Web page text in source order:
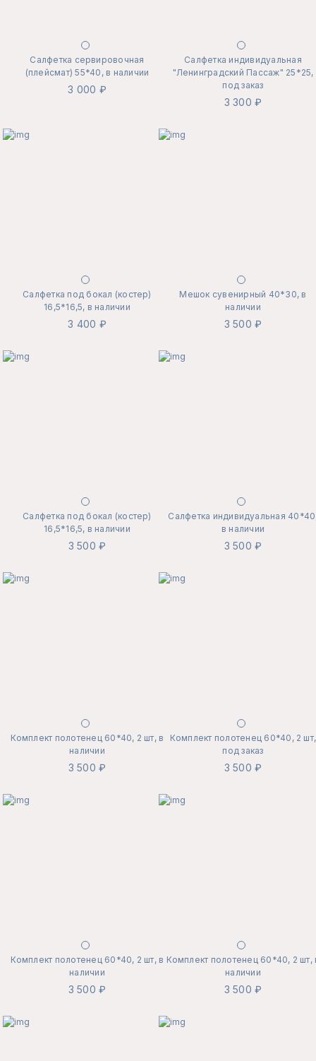
Салфетка сервировочная
(плейсмат) 55*40, в наличии
3 000 ₽
Салфетка индивидуальная
"Ленинградский Пассаж" 25*25,
под заказ
3 300 ₽
Салфетка под бокал (костер)
16,5*16,5, в наличии
3 400 ₽
Мешок сувенирный 40*30, в
наличии
3 500 ₽
Салфетка под бокал (костер)
16,5*16,5, в наличии
3 500 ₽
Салфетка индивидуальная
в наличии
3 500 ₽
Комплект полотенец 60*40, 2 шт, в
наличии
3 500 ₽
Комплект полотенец 60*40, 2 шт,
под заказ
3 500 ₽
Комплект полотенец 60*40, 2 шт, в
наличии
3 500 ₽
Комплект полотенец 60*40, 2 шт,
наличии
3 500 ₽